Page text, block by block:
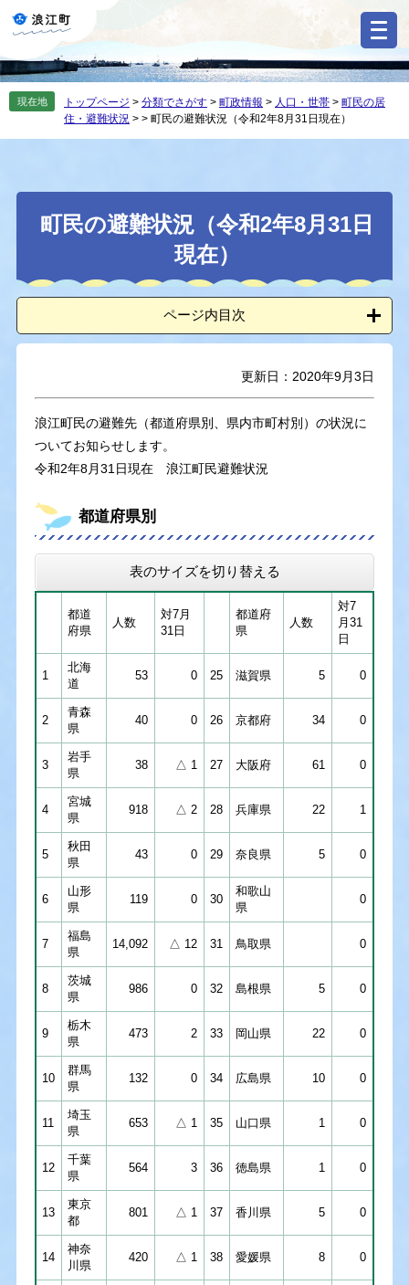
の
先
す
ー
を
し
現在地 トップページ > 分類でさがす > 町政情報 > 人口・世帯 > 町民の居
住・避難状況 > > 町民の避難状況（令和2年8月31日現在）
本
町民の避難状況（令和2年8月31日
現在）
ページ内目次
更新日：2020年9月3日
浪江町民の避難先（都道府県別、県内市町村別）の状況に
ついてお知らせします。
令和2年8月31日現在 浪江町民避難状況
都道府県別
表のサイズを切り替える
都道
府県
人数
対7月
31日
都道府
県
人数
対7
月31
日
1
北海
道
53 0 25 滋賀県 5 0
2
青森
県
40 0 26 京都府 34 0
3
岩手
県
38 △ 1 27 大阪府 61 0
4
宮城
県
918 △ 2 28 兵庫県 22 1
5
秋田
県
43 0 29 奈良県 5 0
6
山形
県
119 0 30
和歌山
県
0
7
福島
県
14,092 △ 12 31 鳥取県 0
8
茨城
県
986 0 32 島根県 5 0
9
栃木
県
473 2 33 岡山県 22 0
10
群馬
県
132 0 34 広島県 10 0
11
埼玉
県
653 △ 1 35 山口県 1 0
12
千葉
県
564 3 36 徳島県 1 0
13
東京
都
801 △ 1 37 香川県 5 0
14
神奈
川県
420 △ 1 38 愛媛県 8 0